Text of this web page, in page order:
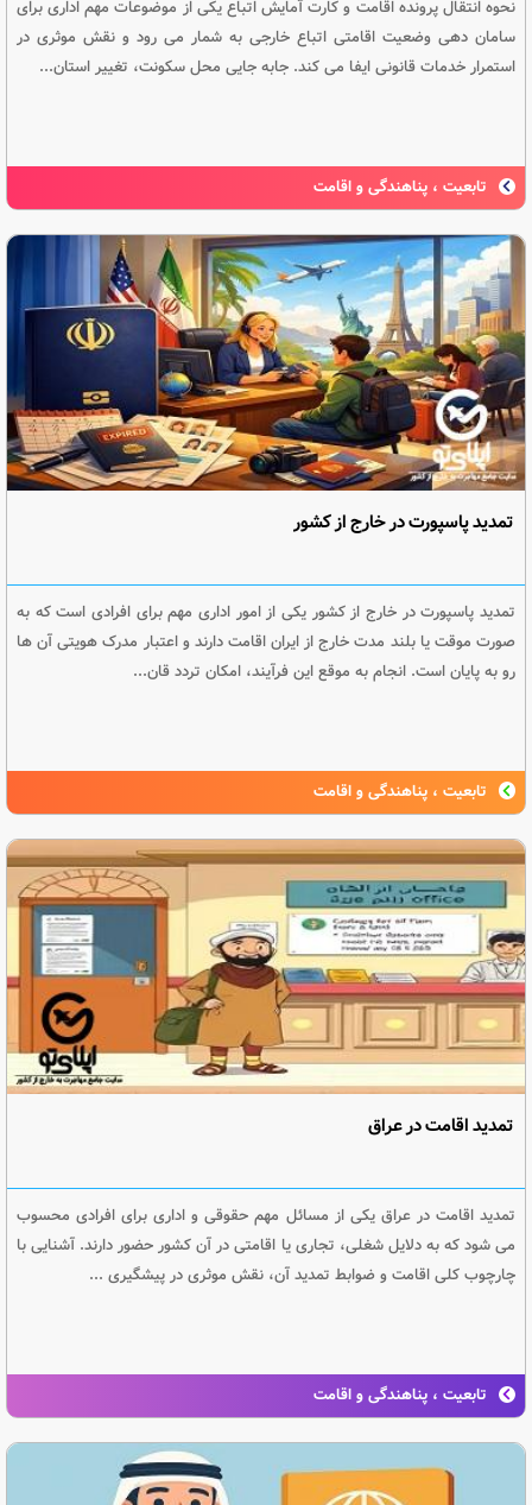
نحوه انتقال پرونده اقامت و کارت آمایش اتباع یکی از موضوعات مهم اداری برای
سامان دهی وضعیت اقامتی اتباع خارجی به شمار می رود و نقش موثری در
استمرار خدمات قانونی ایفا می کند. جابه جایی محل سکونت، تغییر استان...
تابعیت ، پناهندگی و اقامت
تمدید پاسپورت در خارج از کشور
تمدید پاسپورت در خارج از کشور یکی از امور اداری مهم برای افرادی است که به
صورت موقت یا بلند مدت خارج از ایران اقامت دارند و اعتبار مدرک هویتی آن ها
رو به پایان است. انجام به موقع این فرآیند، امکان تردد قان...
تابعیت ، پناهندگی و اقامت
تمدید اقامت در عراق
تمدید اقامت در عراق یکی از مسائل مهم حقوقی و اداری برای افرادی محسوب
می‌ شود که به دلایل شغلی، تجاری یا اقامتی در آن کشور حضور دارند. آشنایی با
چارچوب کلی اقامت و ضوابط تمدید آن، نقش موثری در پیشگیری ...
تابعیت ، پناهندگی و اقامت